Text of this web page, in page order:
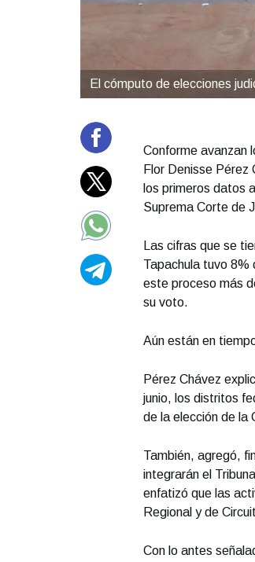
El cómputo de elecciones
Conforme avanzan
Flor Denisse Pérez
los primeros datos
Suprema Corte de
Las cifras que se
Tapachula tuvo 8%
este proceso más
su voto.
Aún están en
Pérez Chávez
junio, los distritos
de la elección de la
También, agregó,
integrarán el
enfatizó que las
Regional y de
Con lo antes